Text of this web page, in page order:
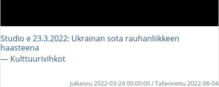
Studio e 23.3.2022: Ukrainan sota rauhanliikkeen
haasteena
― Kulttuurivihkot
Julkaistu 2022-03-24 00:00:00 / Tallennettu 2022-08-04